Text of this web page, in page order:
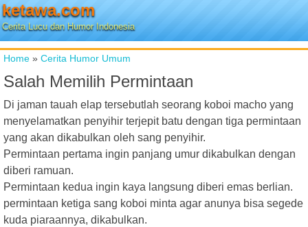
ketawa.com
Cerita Lucu dan Humor Indonesia
Home » Cerita Humor Umum
Salah Memilih Permintaan
Di jaman tauah elap tersebutlah seorang koboi macho yang
menyelamatkan penyihir terjepit batu dengan tiga permintaan
yang akan dikabulkan oleh sang penyihir.
Permintaan pertama ingin panjang umur dikabulkan dengan
diberi ramuan.
Permintaan kedua ingin kaya langsung diberi emas berlian.
permintaan ketiga sang koboi minta agar anunya bisa segede
kuda piaraannya, dikabulkan.